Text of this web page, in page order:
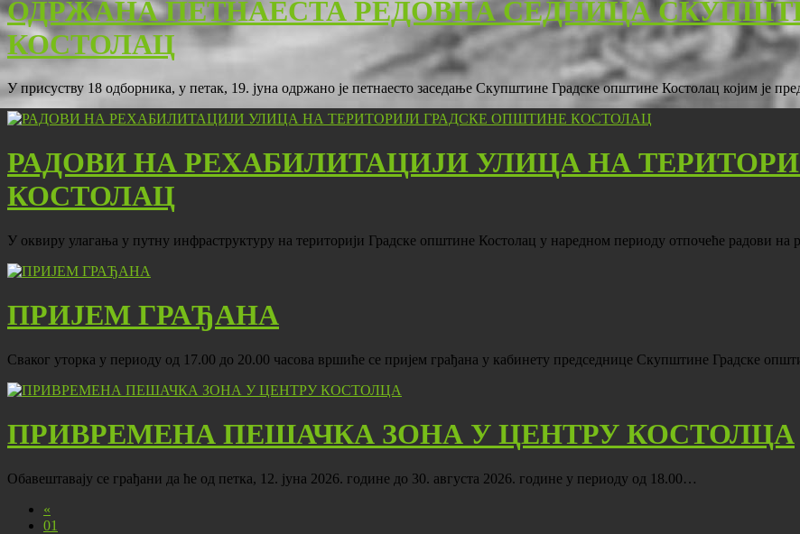
ОДРЖАНА ПЕТНАЕСТА РЕДОВНА СЕДНИЦА
КОСТОЛАЦ
У присуству 18 одборника, у петак, 19. јуна одржано је петнаесто заседање Скупштине Градске општине Костолац којим је
РАДОВИ НА РЕХАБИЛИТАЦИЈИ УЛИЦА НА
КОСТОЛАЦ
У оквиру улагања у путну инфраструктуру на територији Градске општине Костолац у наредном периоду отпочеће радови на
ПРИЈЕМ ГРАЂАНА
Сваког уторка у периоду од 17.00 до 20.00 часова вршиће се пријем грађана у кабинету председнице Скупштине Градске
ПРИВРЕМЕНА ПЕШАЧКА ЗОНА У ЦЕНТРУ КОСТОЛЦА
Обавештавају се грађани да ће од петка, 12. јуна 2026. године до 30. августа 2026. године у периоду од 18.00…
«
01